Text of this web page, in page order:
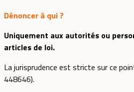
Dénoncer à qui ?
Uniquement aux autorités ou
articles de loi.
La jurisprudence est stricte sur ce
448646).